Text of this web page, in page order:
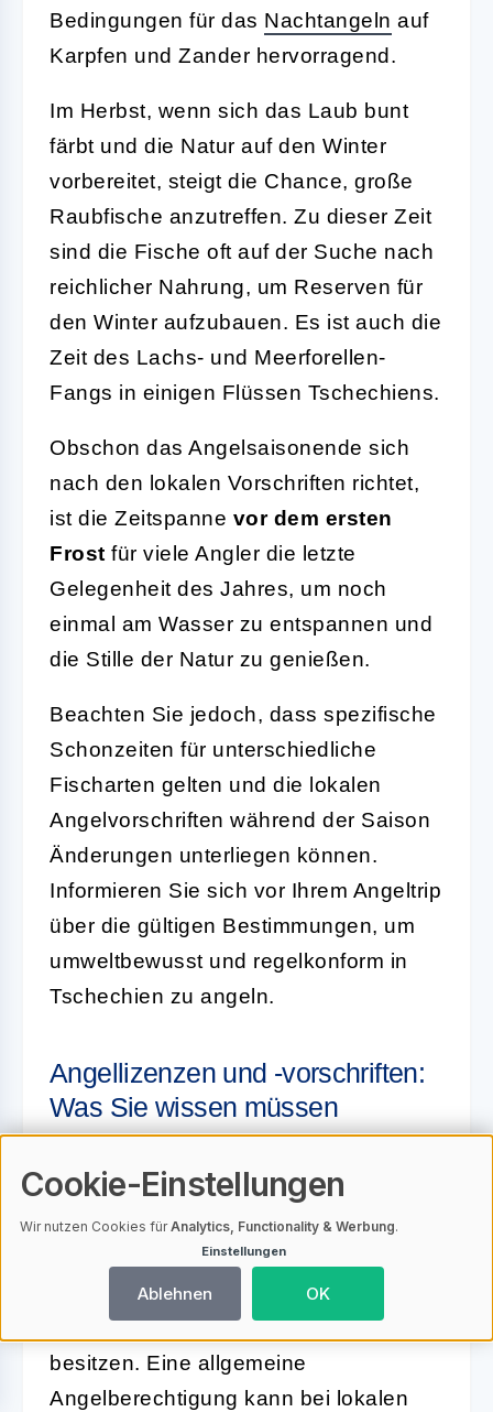
Bedingungen für das Nachtangeln auf
Karpfen und Zander hervorragend.
Im Herbst, wenn sich das Laub bunt
färbt und die Natur auf den Winter
vorbereitet, steigt die Chance, große
Raubfische anzutreffen. Zu dieser Zeit
sind die Fische oft auf der Suche nach
reichlicher Nahrung, um Reserven für
den Winter aufzubauen. Es ist auch die
Zeit des Lachs- und Meerforellen-
Fangs in einigen Flüssen Tschechiens.
Obschon das Angelsaisonende sich
nach den lokalen Vorschriften richtet,
ist die Zeitspanne vor dem ersten
Frost für viele Angler die letzte
Gelegenheit des Jahres, um noch
einmal am Wasser zu entspannen und
die Stille der Natur zu genießen.
Beachten Sie jedoch, dass spezifische
Schonzeiten für unterschiedliche
Fischarten gelten und die lokalen
Angelvorschriften während der Saison
Änderungen unterliegen können.
Informieren Sie sich vor Ihrem Angeltrip
über die gültigen Bestimmungen, um
umweltbewusst und regelkonform in
Tschechien zu angeln.
Angellizenzen und -vorschriften:
Was Sie wissen müssen
Angellizenzen und -vorschriften: Was
Sie wissen müssen
Um in Tschechien angeln zu dürfen, ist
es unerlässlich, die entsprechenden
Lizenzen und Genehmigungenzu
besitzen. Eine allgemeine
Angelberechtigung kann bei lokalen
Cookie-Einstellungen
Wir nutzen Cookies fürAnalytics, Functionality & Werbung.
Einstellungen
Ablehnen OK